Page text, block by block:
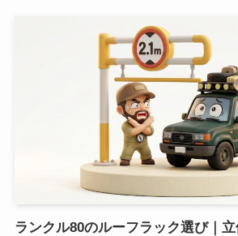
ランクル80のルーフラック選び｜